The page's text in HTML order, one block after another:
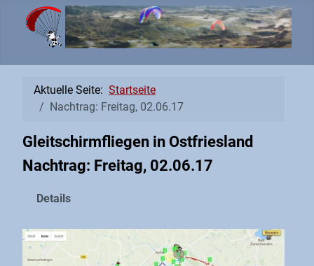
Aktuelle Seite: Startseite
Nachtrag: Freitag, 02.06.17
Gleitschirmfliegen in Ostfriesland
Nachtrag: Freitag, 02.06.17
Details